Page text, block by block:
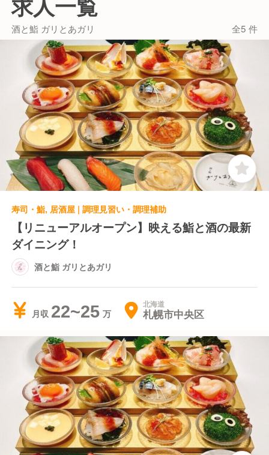
また、形だけの「店長候補」ではありません。発注、
買い物、数値管理（PL）などの経営スキルに加え、
今後は海外出店に伴うマネジメント業務まで、本人の
意欲次第でどこまでもステップアップできる環境を整
えています。「数字は苦手だけど学びたい」という前
向きな姿勢があれば、マンツーマンで並走します！
安定した生活基盤を築きながら、一生モノのスキル
と、世界へ羽ばたくチャンスを同時に手に入れません
か？
酒と鮨 ガリとあガリ 全5 件
寿司・鮨, 居酒屋 | 調理見習い・調理補助
【リニューアルオープン】映える鮨と酒の最新
ダイニング！
酒と鮨 ガリとあガリ
月収 22~25 北海道
札幌市中央区